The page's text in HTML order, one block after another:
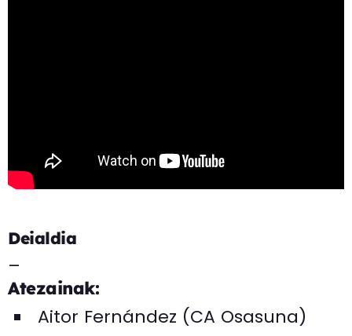
Deialdia
–
Atezainak:
Aitor Fernández (CA Osasuna)